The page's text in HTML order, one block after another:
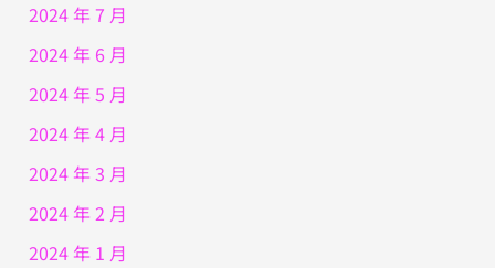
2024 年 7 月
2024 年 6 月
2024 年 5 月
2024 年 4 月
2024 年 3 月
2024 年 2 月
2024 年 1 月